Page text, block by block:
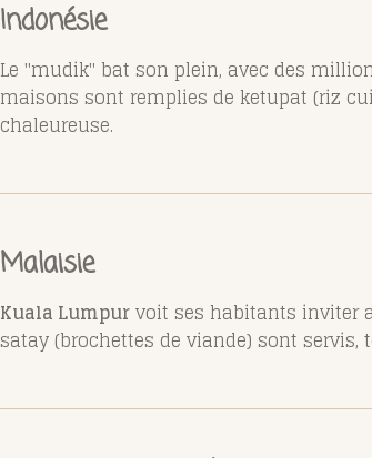
Indonésie
Le "mudik" bat son plein, avec des
maisons sont remplies de ketupat (riz
chaleureuse.
Malaisie
Kuala Lumpurvoit ses habitants inviter
satay (brochettes de viande) sont